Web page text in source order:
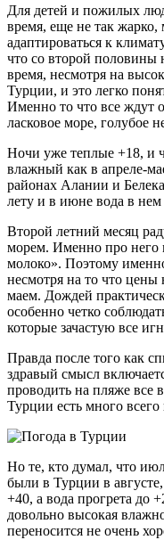
Для детей и пожилых
время, еще не так
адаптироваться к
что со второй половины
время, несмотря на
Турции, и это легко
Именно то что все ждут
ласковое море, голубое
Ночи уже теплые +18, и
влажный как в апреле-
районах Алании и
лету и в июне вода в нем
Второй летний месяц
морем. Именно про него
молоко». Поэтому
несмотря на то что
маем. Дождей
особенно четко
которые зачастую все
Правда после того как
здравый смысл
проводить на пляже все
Турции есть много
Но те, кто думал, что
были в Турции в
+40, а вода прогрета до
довольно высокая
переносится не очень